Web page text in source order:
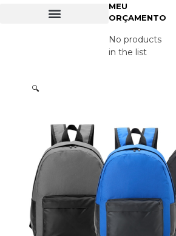
MEU
ORÇAMENTO
No products
in the list
🔍